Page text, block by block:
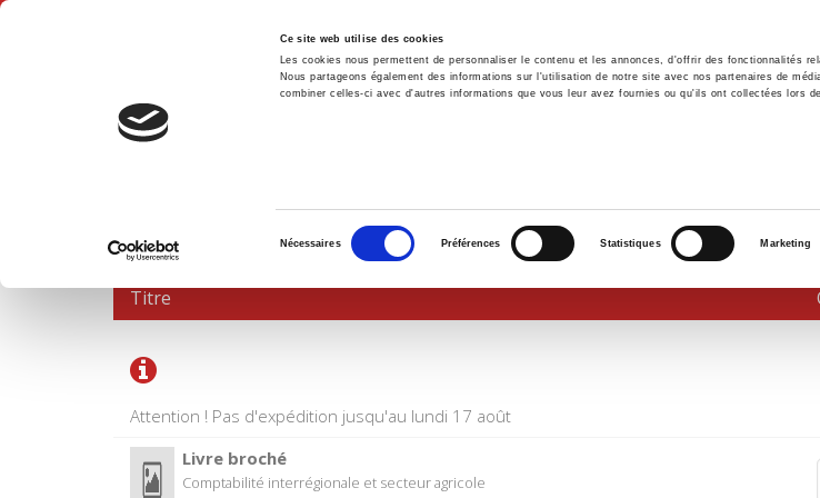
Ce site web utilise des cookies
Les cookies nous permettent de personnaliser le contenu et les annonces, d'offrir des fonctionnalités
Nous partageons également des informations sur l'utilisation de notre site avec nos partenaires de
combiner celles-ci avec d'autres informations que vous leur avez fournies ou qu'ils ont collectées lors
consentement
Nécessaires Préférences Statistiques Marketing
Accueil Environnement Histoire
PANIER D'ACHATS
Attention ! Pas d'expédition jusqu'au lundi 17 août
Titre
Livre broché
Comptabilité interrégionale et secteur agricole